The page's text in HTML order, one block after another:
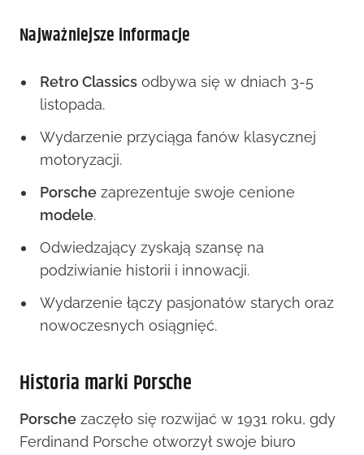
Najważniejsze informacje
Retro Classics odbywa się w dniach 3-5
listopada.
Wydarzenie przyciąga fanów klasycznej
motoryzacji.
Porsche zaprezentuje swoje cenione
modele.
Odwiedzający zyskają szansę na
podziwianie historii i innowacji.
Wydarzenie łączy pasjonatów starych oraz
nowoczesnych osiągnięć.
Historia marki Porsche
Porsche zaczęło się rozwijać w 1931 roku, gdy
Ferdinand Porsche otworzył swoje biuro